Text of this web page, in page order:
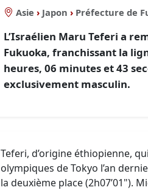
Asie › Japon › Préfecture de
L’Israélien Maru Teferi a
Fukuoka, franchissant la
heures, 06 minutes et 43
exclusivement masculin.
Teferi, d’origine éthiopienne,
olympiques de Tokyo l’an
la deuxième place (2h07’01").